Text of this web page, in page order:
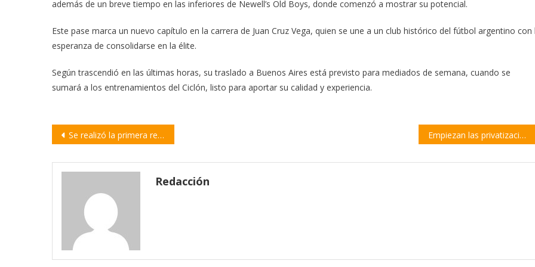
además de un breve tiempo en las inferiores de Newell’s Old Boys, donde comenzó a mostrar su potencial.
Este pase marca un nuevo capítulo en la carrera de Juan Cruz Vega, quien se une a un club histórico del fútbol argentino con
esperanza de consolidarse en la élite.
Según trascendió en las últimas horas, su traslado a Buenos Aires está previsto para mediados de semana, cuando se
sumará a los entrenamientos del Ciclón, listo para aportar su calidad y experiencia.
Navegación
entradas
Se realizó la primera reunión de la Mesa Provincial sobre Delito Rural Empiezan las privatizaciones con cuatro centrales hidroeléctricas
Redacción